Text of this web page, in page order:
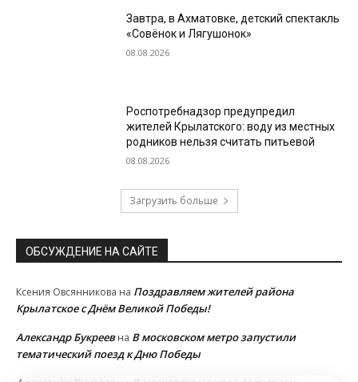
Завтра, в Ахматовке, детский спектакль
«Совёнок и Лягушонок»
08.08.2026
Роспотребнадзор предупредил
жителей Крылатского: воду из местных
родников нельзя считать питьевой
08.08.2026
Загрузить больше
ОБСУЖДЕНИЕ НА САЙТЕ
Ксения Овсянникова на Поздравляем жителей района
Крылатское с Днём Великой Победы!
Александр Букреевна В московском метро запустили
тематический поезд к Дню Победы